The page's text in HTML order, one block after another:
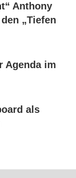
Anthony
„Tiefen
Agenda im
als